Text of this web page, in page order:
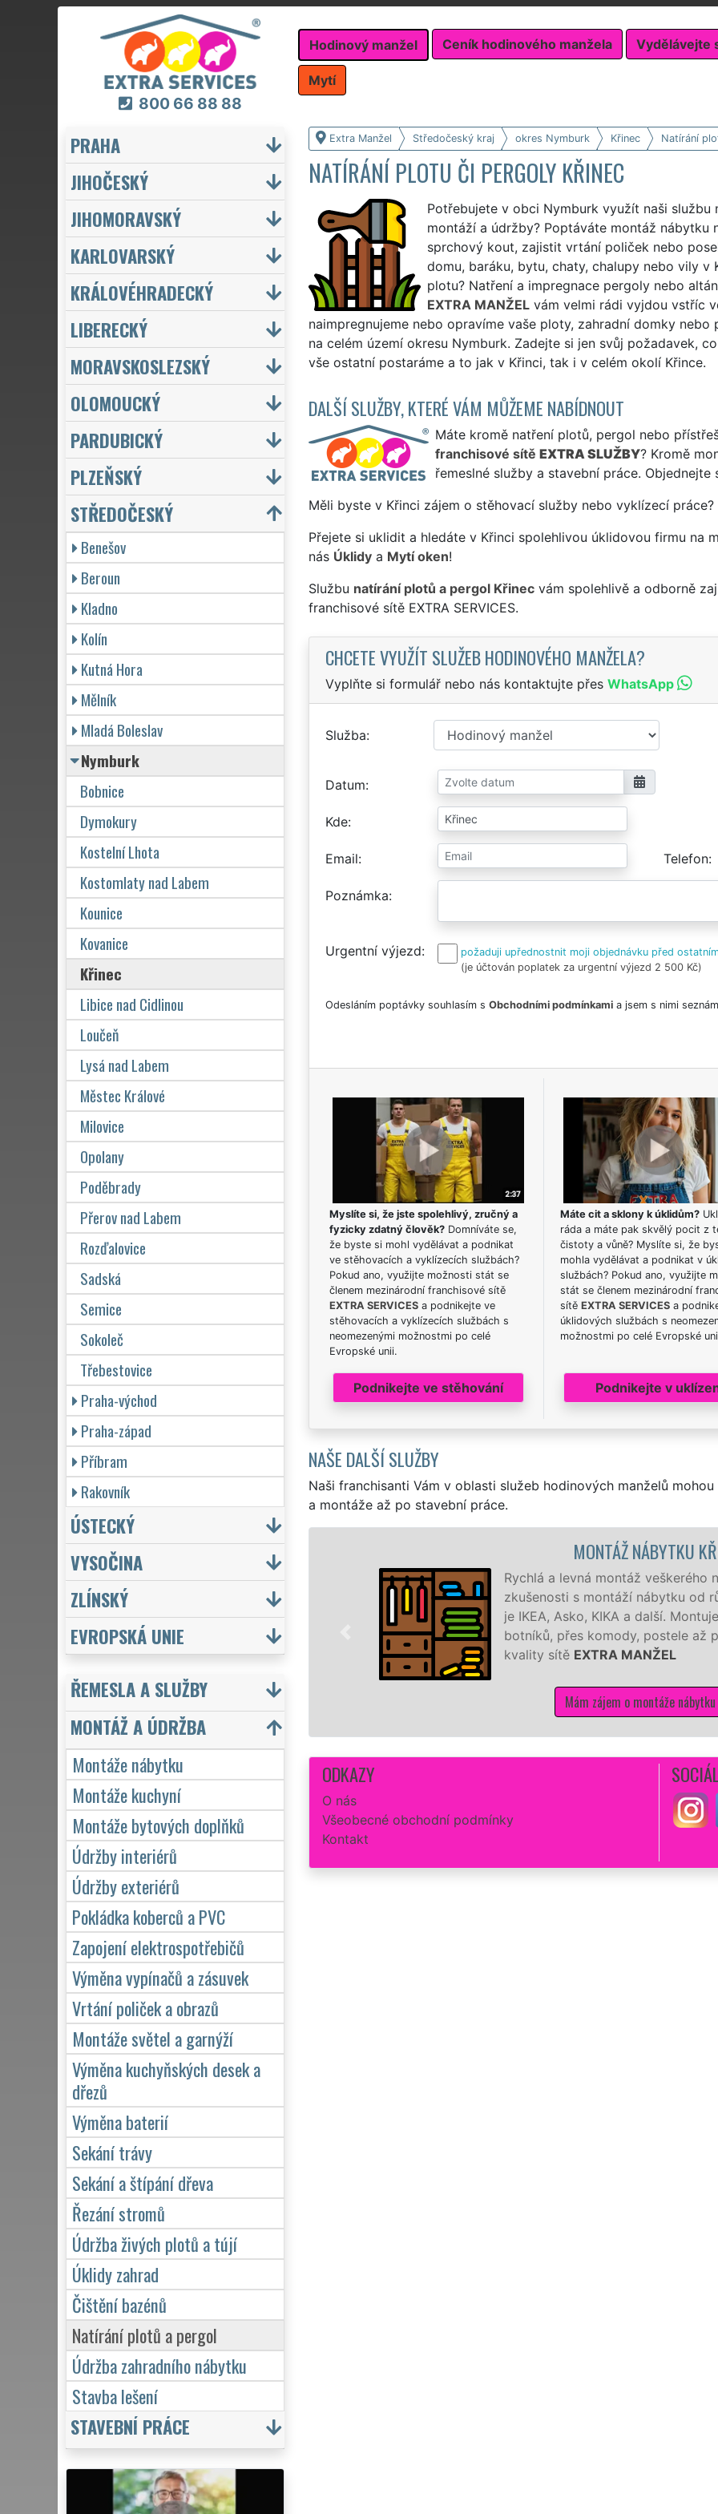
800 66 88 88
Hodinový manžel Ceník hodinového manžela Vydělávejte
Mytí
Extra Manžel Středočeský kraj okres Nymburk Křinec Natírání
NATÍRÁNÍ PLOTU ČI PERGOLY KŘINEC
Potřebujete v obci Nymburk využít naši
montáží a údržby? Poptáváte montáž nábytku
sprchový kout, zajistit vrtání poliček nebo
domu, baráku, bytu, chaty, chalupy nebo vily
plotu? Natření a impregnace pergoly nebo
EXTRA MANŽELvám velmi rádi vyjdou vstříc
naimpregnujeme nebo opravíme vaše ploty, zahradní domky
na celém území okresu Nymburk. Zadejte si jen svůj požadavek,
vše ostatní postaráme a to jak v Křinci, tak i v celém okolí Křince.
DALŠÍ SLUŽBY, KTERÉ VÁM MŮŽEME NABÍDNOUT
Máte kromě natření plotů, pergol nebo
franchisové sítě EXTRA SLUŽBY? Kromě
řemeslné služby a stavební práce. Objednejte
Měli byste v Křinci zájem o stěhovací služby nebo vyklízecí práce?
Přejete si uklidit a hledáte v Křinci spolehlivou úklidovou firmu na
nás Úklidya Mytí oken!
Službu natírání plotů a pergol Křinecvám spolehlivě a odborně
franchisové sítě EXTRA SERVICES.
CHCETE VYUŽÍT SLUŽEB HODINOVÉHO MANŽELA?
Vyplňte si formulář nebo nás kontaktujte přes WhatsApp
Služba
Datum
Kde
Email Telefon
Poznámka
Urgentní výjezd
požaduji upřednostnit moji objednávku před
(je účtován poplatek za urgentní výjezd 2 500 Kč)
Odesláním poptávky souhlasím s Obchodními podmínkamia jsem s nimi
Myslíte si, že jste spolehlivý, zručný a
fyzicky zdatný člověk?Domníváte se,
že byste si mohl vydělávat a podnikat
ve stěhovacích a vyklízecích službách?
Pokud ano, využijte možnosti stát se
členem mezinárodní franchisové sítě
EXTRA SERVICESa podnikejte ve
stěhovacích a vyklízecích službách s
neomezenými možnostmi po celé
Evropské unii.
Podnikejte ve stěhování
Máte cit a sklony k úklidům?
ráda a máte pak skvělý pocit z
čistoty a vůně? Myslíte si, že
mohla vydělávat a podnikat v
službách? Pokud ano, využijte
stát se členem mezinárodní
sítě EXTRA SERVICESa
úklidových službách s
možnostmi po celé Evropské
Podnikejte v
NAŠE DALŠÍ SLUŽBY
Naši franchisanti Vám v oblasti služeb hodinových manželů
a montáže až po stavební práce.
Rychlá a levná montáž veškerého nábytku v Křinci. Máme bohaté
zkušenosti s montáží nábytku od různých výrobců a dodavatelů, jako
je IKEA, Asko, KIKA a další. Montujeme a demontujeme od malých
botníků, přes komody, postele až po velké šatní sestavy se zárukou
kvality sítě
EXTRA MANŽEL
ODKAZY
O nás
Všeobecné obchodní podmínky
Kontakt
PRAHA
JIHOČESKÝ
JIHOMORAVSKÝ
KARLOVARSKÝ
KRÁLOVÉHRADECKÝ
LIBERECKÝ
MORAVSKOSLEZSKÝ
OLOMOUCKÝ
PARDUBICKÝ
PLZEŇSKÝ
STŘEDOČESKÝ
Benešov
Beroun
Kladno
Kolín
Kutná Hora
Mělník
Mladá Boleslav
Nymburk
Bobnice
Dymokury
Kostelní Lhota
Kostomlaty nad Labem
Kounice
Kovanice
Křinec
Libice nad Cidlinou
Loučeň
Lysá nad Labem
Městec Králové
Milovice
Opolany
Poděbrady
Přerov nad Labem
Rozďalovice
Sadská
Semice
Sokoleč
Třebestovice
Praha-východ
Praha-západ
Příbram
Rakovník
ÚSTECKÝ
VYSOČINA
ZLÍNSKÝ
EVROPSKÁ UNIE
ŘEMESLA A SLUŽBY
MONTÁŽ A ÚDRŽBA
Montáže nábytku
Montáže kuchyní
Montáže bytových doplňků
Údržby interiérů
Údržby exteriérů
Pokládka koberců a PVC
Zapojení elektrospotřebičů
Výměna vypínačů a zásuvek
Vrtání poliček a obrazů
Montáže světel a garnýží
Výměna kuchyňských desek a
dřezů
Výměna baterií
Sekání trávy
Sekání a štípání dřeva
Řezání stromů
Údržba živých plotů a tújí
Úklidy zahrad
Čištění bazénů
Natírání plotů a pergol
Údržba zahradního nábytku
Stavba lešení
STAVEBNÍ PRÁCE